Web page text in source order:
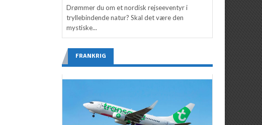
Drømmer du om et nordisk rejseeventyr i
tryllebindende natur? Skal det være den
mystiske...
FRANKRIG